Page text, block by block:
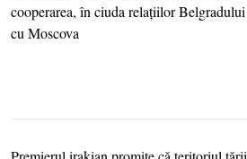
cooperarea, în ciuda relaţiilor Belgradului
cu Moscova